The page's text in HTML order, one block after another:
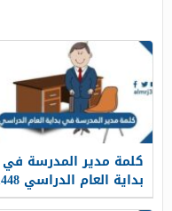
كلمة مدير المدرسة في
بداية العام
جاهزة للطباعة